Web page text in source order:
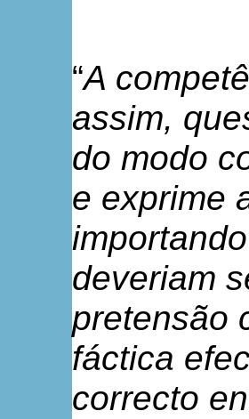
“A
assim,
do modo
e exprime
deveriam
pretensão
fáctica
correcto